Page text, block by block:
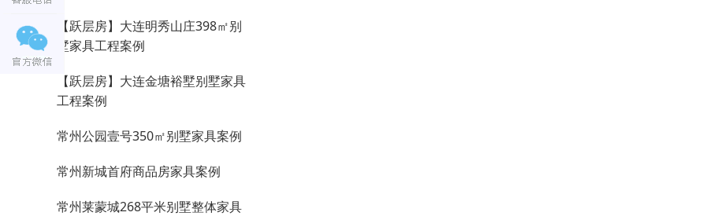
【跃层房】大连明秀山庄398㎡别
墅家具工程案例
【跃层房】大连金塘裕墅别墅家具
工程案例
常州公园壹号350㎡别墅家具案例
常州新城首府商品房家具案例
常州莱蒙城268平米别墅整体家具